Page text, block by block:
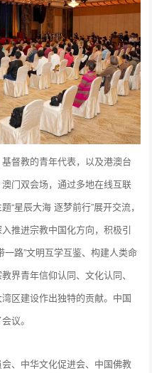
督教的青年代表，以及港澳台
门双会场，通过多地在线互联
“星辰大海 逐梦前行”展开交流，
推进宗教中国化方向，积极引
路”文明互学互鉴、构建人类命
界青年信仰认同、文化认同、
区建设作出独特的贡献。中国
议。
、中华文化促进会、中国佛教